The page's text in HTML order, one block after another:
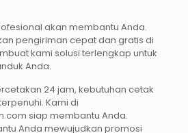
akan membantu Anda.
pengiriman cepat dan gratis di
kami solusi terlengkap untuk
Anda.
24 jam, kebutuhan cetak
Kami di
siap membantu Anda.
Anda mewujudkan promosi